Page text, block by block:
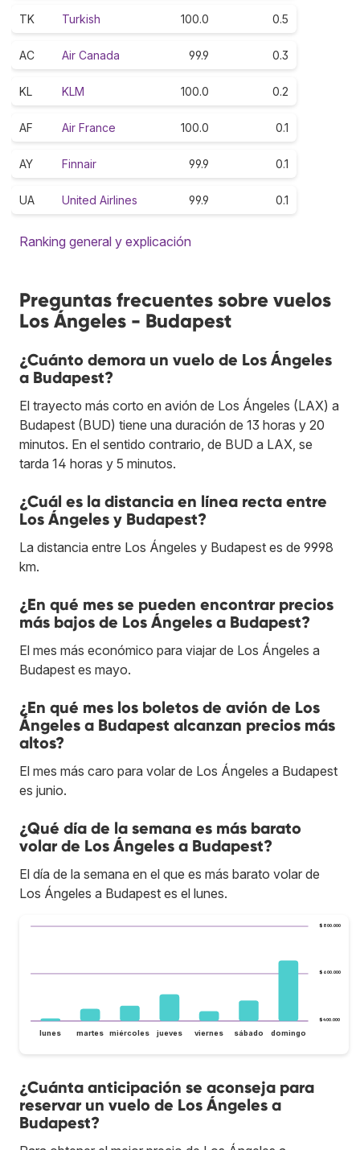
TK Turkish 100.0 0.5
AC Air Canada 99.9 0.3
KL KLM 100.0 0.2
AF Air France 100.0 0.1
AY Finnair 99.9 0.1
UA United Airlines 99.9 0.1
Ranking general y explicación
Preguntas frecuentes sobre vuelos
Los Ángeles - Budapest
¿Cuánto demora un vuelo de Los Ángeles
a Budapest?
El trayecto más corto en avión de Los Ángeles (LAX) a
Budapest (BUD) tiene una duración de 13 horas y 20
minutos. En el sentido contrario, de BUD a LAX, se
tarda 14 horas y 5 minutos.
¿Cuál es la distancia en línea recta entre
Los Ángeles y Budapest?
La distancia entre Los Ángeles y Budapest es de 9998
km.
¿En qué mes se pueden encontrar precios
más bajos de Los Ángeles a Budapest?
El mes más económico para viajar de Los Ángeles a
Budapest es mayo.
¿En qué mes los boletos de avión de Los
Ángeles a Budapest alcanzan precios más
altos?
El mes más caro para volar de Los Ángeles a Budapest
es junio.
¿Qué día de la semana es más barato
volar de Los Ángeles a Budapest?
El día de la semana en el que es más barato volar de
Los Ángeles a Budapest es el lunes.
$400.000
$600.000
$800.000
lunes martes miércoles jueves viernes sábado domingo
¿Cuánta anticipación se aconseja para
reservar un vuelo de Los Ángeles a
Budapest?